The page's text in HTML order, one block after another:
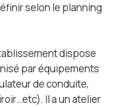
selon le planning
dispose
par équipements
de conduite,
Il a un atelier